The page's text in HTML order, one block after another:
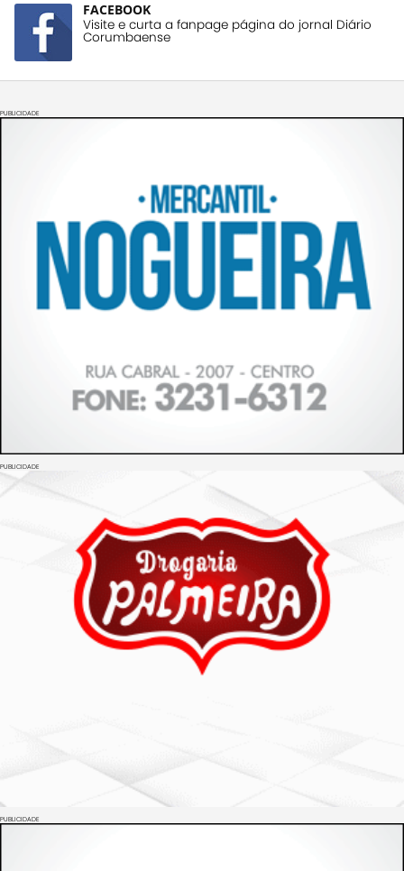
FACEBOOK
Visite e curta a fanpage página do jornal Diário
Corumbaense
PUBLICIDADE
PUBLICIDADE
PUBLICIDADE